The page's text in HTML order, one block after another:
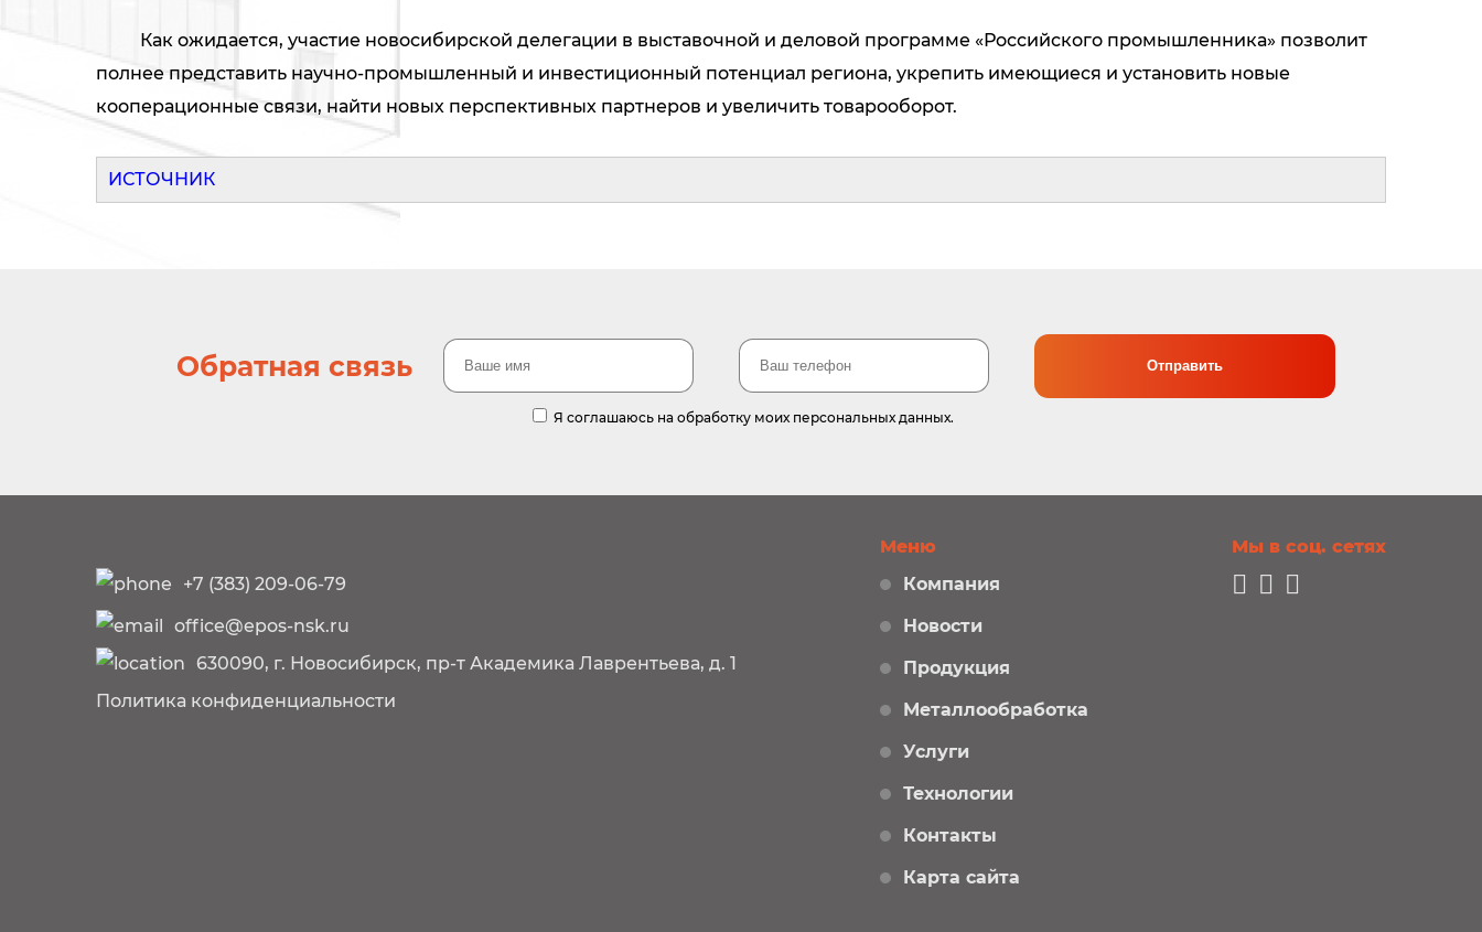
Как ожидается, участие новосибирской делегации в выставочной и деловой программе «Российского промышленника» позволит
полнее представить научно-промышленный и инвестиционный потенциал региона, укрепить имеющиеся и установить новые
кооперационные связи, найти новых перспективных партнеров и увеличить товарооборот.
ИСТОЧНИК
Обратная связь
Я соглашаюсь на обработку моих персональных данных.
+7 (383) 209-06-79
office@epos-nsk.ru
630090, г. Новосибирск, пр-т Академика Лаврентьева, д. 1
Политика конфиденциальности
Меню
Компания
Новости
Продукция
Металлообработка
Услуги
Технологии
Контакты
Карта сайта
Мы в соц. сетях